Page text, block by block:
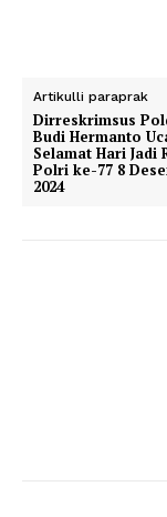
Artikulli paraprak
Dirreskrimsus
Budi Hermanto
Selamat Hari Jadi
Polri ke-77 8
2024